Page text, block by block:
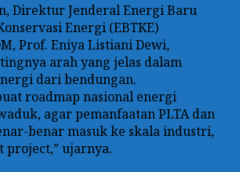
Direktur Jenderal Energi Baru
Energi (EBTKE)
Prof. Eniya Listiani Dewi,
arah yang jelas dalam
dari bendungan.
roadmap nasional energi
agar pemanfaatan PLTA dan
benar masuk ke skala industri,
project,” ujarnya.